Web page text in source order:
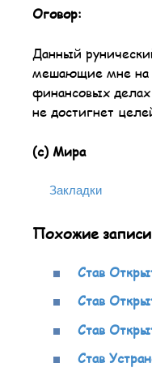
Оговор:
Данный
мешающие мне на
финансовых
не достигнет
(с) Мира
Закладки
Похожие
Став
Став
Став
Став